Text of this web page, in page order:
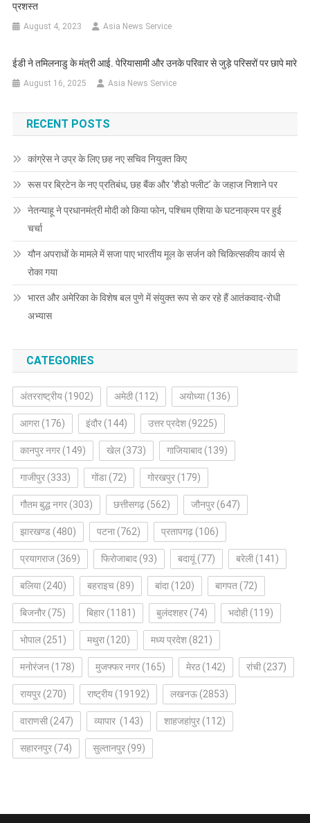
प्रशस्त
August 4, 2023 Asia News Service
ईडी ने तमिलनाडु के मंत्री आई. पेरियासामी और उनके परिवार से जुड़े परिसरों पर छापे मारे
August 16, 2025 Asia News Service
RECENT POSTS
कांग्रेस ने उप्र के लिए छह नए सचिव नियुक्त किए
रूस पर ब्रिटेन के नए प्रतिबंध, छह बैंक और ‘शैडो फ्लीट’ के जहाज निशाने पर
नेतन्याहू ने प्रधानमंत्री मोदी को किया फोन, पश्चिम एशिया के घटनाक्रम पर हुई
चर्चा
यौन अपराधों के मामले में सजा पाए भारतीय मूल के सर्जन को चिकित्सकीय कार्य से
रोका गया
भारत और अमेरिका के विशेष बल पुणे में संयुक्त रूप से कर रहे हैं आतंकवाद-रोधी
अभ्यास
CATEGORIES
अंतरराष्ट्रीय(1902) अमेठी(112) अयोध्या(136)
आगरा(176) इंदौर(144) उत्तर प्रदेश(9225)
कानपुर नगर(149) खेल(373) गाजियाबाद(139)
गाजीपुर(333) गोंडा(72) गोरखपुर(179)
गौतम बुद्ध नगर(303) छत्तीसगढ़(562) जौनपुर(647)
झारखण्ड(480) पटना(762) प्रतापगढ़(106)
प्रयागराज(369) फिरोजाबाद(93) बदायूं(77) बरेली(141)
बलिया(240) बहराइच(89) बांदा(120) बागपत(72)
बिजनौर(75) बिहार(1181) बुलंदशहर(74) भदोही(119)
भोपाल(251) मथुरा(120) मध्य प्रदेश(821)
मनोरंजन(178) मुजफ्फर नगर(165) मेरठ(142) रांची(237)
रायपुर(270) राष्ट्रीय(19192) लखनऊ(2853)
वाराणसी(247) व्यापार (143) शाहजहांपुर(112)
सहारनपुर(74) सुल्तानपुर(99)